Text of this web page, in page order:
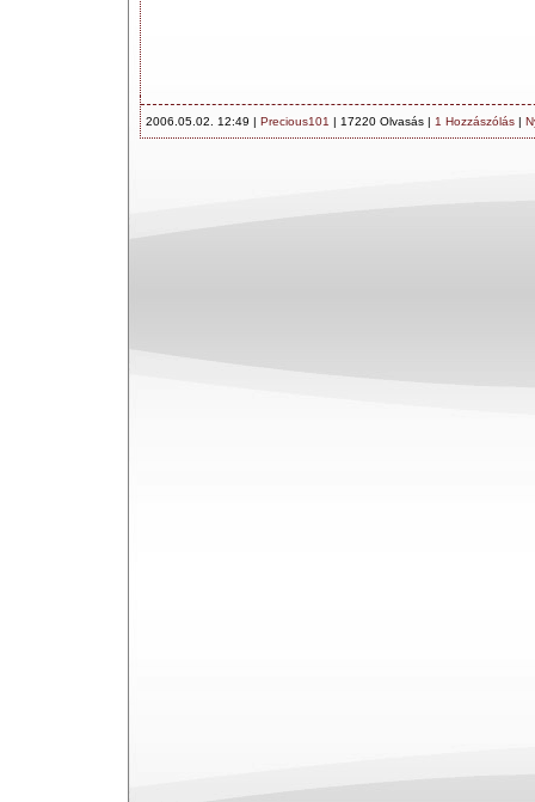
2006.05.02. 12:49 | Precious101 | 17220 Olvasás | 1 Hozzászólás |